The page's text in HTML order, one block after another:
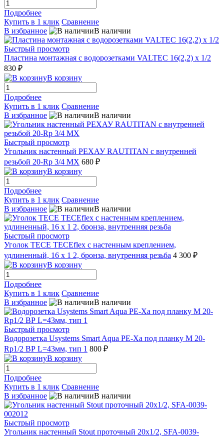
Подробнее
Купить в 1 клик Сравнение
В избранное
В наличии
Быстрый просмотр
Пластина монтажная с водорозетками VALTEC 16(2,2) х 1/2
830 ₽
В корзину
Подробнее
Купить в 1 клик Сравнение
В избранное
В наличии
Быстрый просмотр
Угольник настенный РЕХАУ RAUTITAN с внутренней
резьбой 20-Rp 3/4 MX 680 ₽
В корзину
Подробнее
Купить в 1 клик Сравнение
В избранное
В наличии
Быстрый просмотр
Уголок TECE TECEflex с настенным креплением,
удлиненный, 16 х 1 2, бронза, внутренняя резьба 4 300 ₽
В корзину
Подробнее
Купить в 1 клик Сравнение
В избранное
В наличии
Быстрый просмотр
Водорозетка Usystems Smart Aqua PE-Xa под планку M 20-
Rp1/2 ВР L=43мм, тип 1 800 ₽
В корзину
Подробнее
Купить в 1 клик Сравнение
В избранное
В наличии
Быстрый просмотр
Угольник настенный Stout проточный 20x1/2, SFA-0039-